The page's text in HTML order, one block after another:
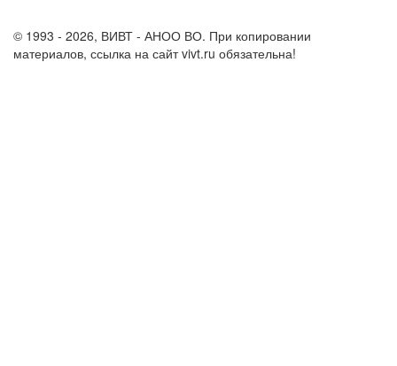
© 1993 - 2026, ВИВТ - АНОО ВО. При копировании
материалов, ссылка на сайт vivt.ru обязательна!